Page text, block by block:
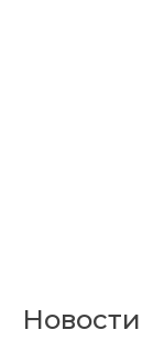
Новости